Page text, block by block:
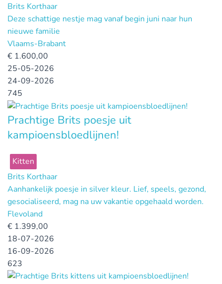
Brits Korthaar
Deze schattige nestje mag vanaf begin juni naar hun
nieuwe familie
Vlaams-Brabant
€ 1.600,00
25-05-2026
24-09-2026
745
Prachtige Brits poesje uit
kampioensbloedlijnen!
Kitten
Brits Korthaar
Aanhankelijk poesje in silver kleur. Lief, speels, gezond,
gesocialiseerd, mag na uw vakantie opgehaald worden.
Flevoland
€ 1.399,00
18-07-2026
16-09-2026
623